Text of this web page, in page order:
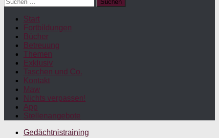
nach:
Start
Fortbildungen
Bücher
Betreuung
Themen
Exklusiv
Taschen und Co.
Kontakt
Maw
Nichts verpassen!
App
Stellenangebote
Gedächtnistraining